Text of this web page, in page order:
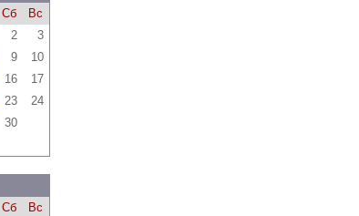
Сб
Вс
2
3
9
10
16
17
23
24
30
Сб
Вс